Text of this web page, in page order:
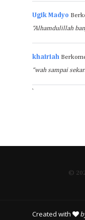
Ugik Madyo
“Alhamdulillah
khairiah
“wah sampai
`
©
Created with